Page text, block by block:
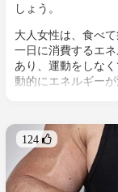
しょう。
大人女性は、食べて
一日に消費するエ
あり、運動をしな
動的にエネルギー
にもなります。
総合的な栄養バラ
ダだけなどの極端
ります。単純にタ
124 